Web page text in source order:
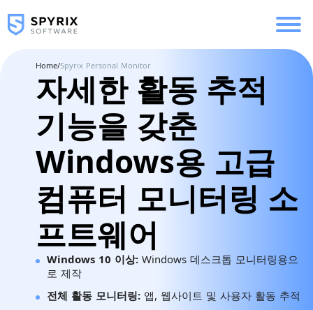
Home/Spyrix Personal Monitor
자세한 활동 추적
기능을 갖춘
Windows용 고급
컴퓨터 모니터링 소
프트웨어
Windows 10 이상: Windows 데스크톱 모니터링용으
로 제작
전체 활동 모니터링: 앱, 웹사이트 및 사용자 활동 추적